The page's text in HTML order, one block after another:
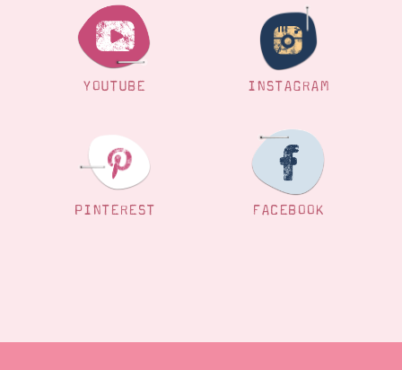
YOUTUBE INSTAGRAM
PINTEREST FACEBOOK